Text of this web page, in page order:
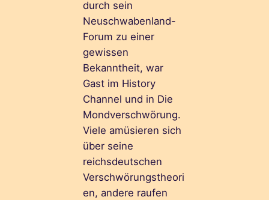
durch sein
Neuschwabenland-
Forum zu einer
gewissen
Bekanntheit, war
Gast im History
Channel und in Die
Mondverschwörung.
Viele amüsieren sich
über seine
reichsdeutschen
Verschwörungstheori
en, andere raufen